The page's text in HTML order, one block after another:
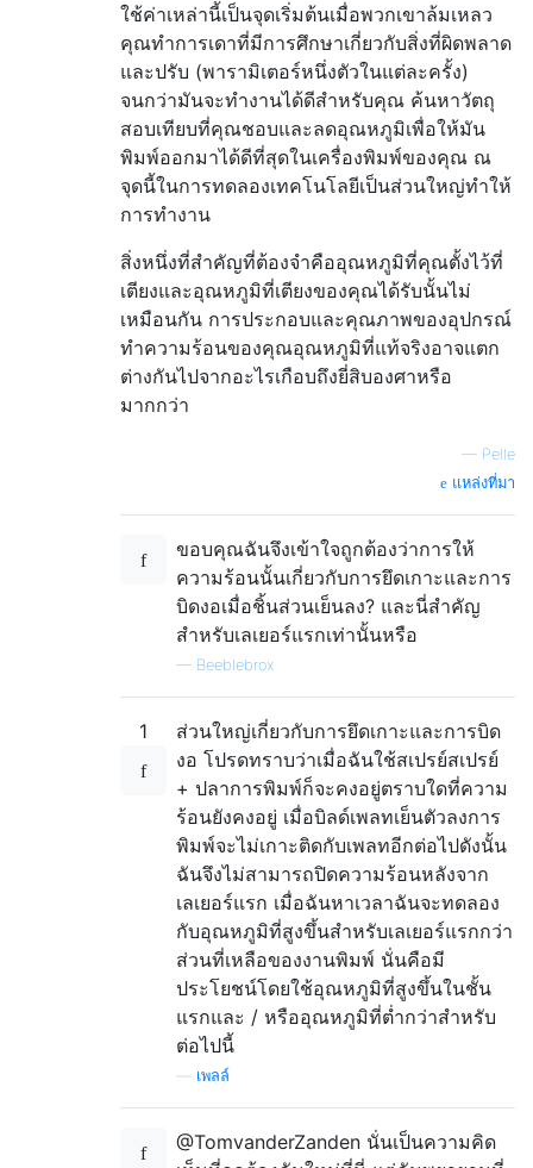
ใช้ค่าเหล่านี้เป็นจุดเริ่มต้นเมื่อพวกเขาล้มเหลว
คุณทำการเดาที่มีการศึกษาเกี่ยวกับสิ่งที่ผิดพลาด
และปรับ (พารามิเตอร์หนึ่งตัวในแต่ละครั้ง)
จนกว่ามันจะทำงานได้ดีสำหรับคุณ ค้นหาวัตถุ
สอบเทียบที่คุณชอบและลดอุณหภูมิเพื่อให้มัน
พิมพ์ออกมาได้ดีที่สุดในเครื่องพิมพ์ของคุณ ณ
จุดนี้ในการทดลองเทคโนโลยีเป็นส่วนใหญ่ทำให้
การทำงาน
สิ่งหนึ่งที่สำคัญที่ต้องจำคืออุณหภูมิที่คุณตั้งไว้ที่
เตียงและอุณหภูมิที่เตียงของคุณได้รับนั้นไม่
เหมือนกัน การประกอบและคุณภาพของอุปกรณ์
ทำความร้อนของคุณอุณหภูมิที่แท้จริงอาจแตก
ต่างกันไปจากอะไรเกือบถึงยี่สิบองศาหรือ
มากกว่า
— Pelle
แหล่งที่มา
ขอบคุณฉันจึงเข้าใจถูกต้องว่าการให้
ความร้อนนั้นเกี่ยวกับการยึดเกาะและการ
บิดงอเมื่อชิ้นส่วนเย็นลง? และนี่สำคัญ
สำหรับเลเยอร์แรกเท่านั้นหรือ
— Beeblebrox
1
ส่วนใหญ่เกี่ยวกับการยึดเกาะและการบิด
งอ โปรดทราบว่าเมื่อฉันใช้สเปรย์สเปรย์
+ ปลาการพิมพ์ก็จะคงอยู่ตราบใดที่ความ
ร้อนยังคงอยู่ เมื่อบิลด์เพลทเย็นตัวลงการ
พิมพ์จะไม่เกาะติดกับเพลทอีกต่อไปดังนั้น
ฉันจึงไม่สามารถปิดความร้อนหลังจาก
เลเยอร์แรก เมื่อฉันหาเวลาฉันจะทดลอง
กับอุณหภูมิที่สูงขึ้นสำหรับเลเยอร์แรกกว่า
ส่วนที่เหลือของงานพิมพ์ นั่นคือมี
ประโยชน์โดยใช้อุณหภูมิที่สูงขึ้นในชั้น
แรกและ / หรืออุณหภูมิที่ต่ำกว่าสำหรับ
ต่อไปนี้
เพลล์
@TomvanderZanden นั่นเป็นความคิด